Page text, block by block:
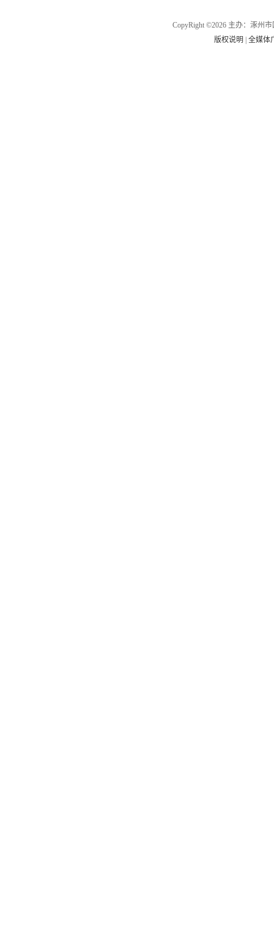
CopyRight ©2026 主办：涿州
版权说明
|全媒体